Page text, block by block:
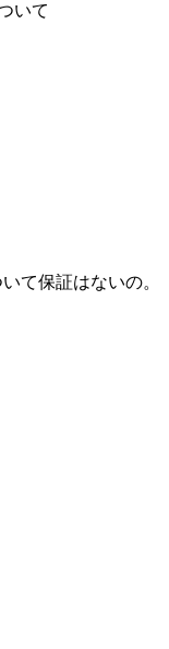
いて
て保証はないの。